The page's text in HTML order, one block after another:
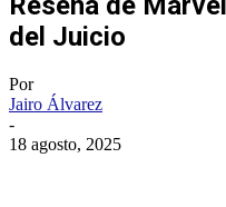
del Juicio
Por
Jairo Álvarez
-
18 agosto, 2025